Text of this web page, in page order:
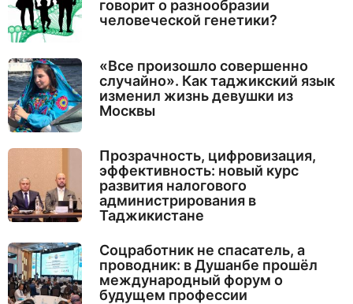
говорит о разнообразии
человеческой генетики?
«Все произошло совершенно
случайно». Как таджикский язык
изменил жизнь девушки из
Москвы
Прозрачность, цифровизация,
эффективность: новый курс
развития налогового
администрирования в
Таджикистане
Соцработник не спасатель, а
проводник: в Душанбе прошёл
международный форум о
будущем профессии